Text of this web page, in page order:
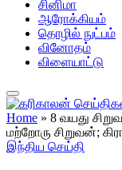
சினிமா
ஆரோக்கியம்
தொழில் நுட்பம்
வினோதம்
விளையாட்டு
Home » 8 வயது
மற்றோரு சிறுவன்;
இந்திய செய்தி